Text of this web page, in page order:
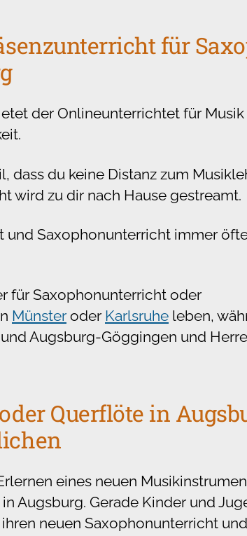
für
der Onlineunterrichtet für Musik
du keine Distanz zum
wird zu dir nach Hause gestreamt.
Saxophonunterricht immer
für Saxophonunterricht oder
Münster oder Karlsruhe leben,
Augsburg-Göggingen und
Querflöte in
eines neuen
Augsburg. Gerade Kinder und
neuen Saxophonunterricht und